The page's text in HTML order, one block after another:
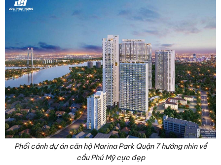
Phối cảnh dự án căn hộ Marina Park Quận 7 hướng nhìn về
cầu Phú Mỹ cực đẹp